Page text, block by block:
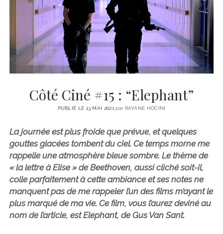
CINÉMA
LITTÉRATURE
ÉCONOMIE
SPORT
MÉDIAS
SANTÉ
instagram
email
email-
form
Côté Ciné #15 : “Elephant”
PUBLIÉ LE 13 MAI 2021parRAYANE HOCINI
La journée est plus froide que prévue, et quelques
gouttes glacées tombent du ciel. Ce temps morne me
rappelle une atmosphère bleue sombre. Le thème de
« la lettre à Elise » de Beethoven, aussi cliché soit-il,
colle parfaitement à cette ambiance et ses notes ne
manquent pas de me rappeler l’un des films m’ayant le
plus marqué de ma vie. Ce film, vous l’aurez deviné au
nom de l’article, est Elephant, de Gus Van Sant.